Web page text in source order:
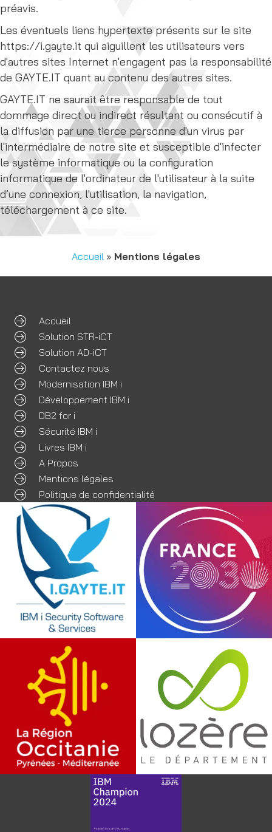
préavis.
Les éventuels liens hypertexte présents sur le site
https://i.gayte.it qui aiguillent les utilisateurs vers
d'autres sites Internet n'engagent pas la responsabilité
de GAYTE.IT quant au contenu des autres sites.
GAYTE.IT ne saurait être responsable de tout
dommage direct ou indirect résultant ou consécutif à
la diffusion par une tierce personne d'un virus par
l'intermédiaire de notre site et susceptible d'infecter
le système informatique ou la configuration
informatique de l'ordinateur de l'utilisateur à la suite
d’une connexion, l'utilisation, la navigation,
téléchargement à ce site.
Accueil » Mentions légales
Accueil
Solution STR-iCT
Solution AD-iCT
Contactez nous
Modernisation IBM i
Développement IBM i
DB2 for i
Sécurité IBM i
Livres IBM i
A Propos
Mentions légales
Politique de confidentialité